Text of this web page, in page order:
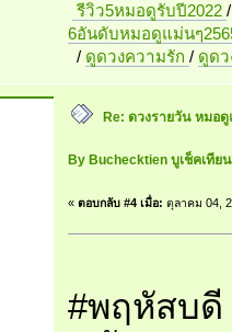
รีวิว5หมอดูรับปี2022
6อันดับหมอดูแม่นๆ
/ ดูดวงความรัก / ดูด
Re: ดวงรายวัน หมอ
By Buchecktien บูเช็คเที
« ตอบกลับ #4 เมื่อ: ตุลาคม 04,
#พฤหัสบ